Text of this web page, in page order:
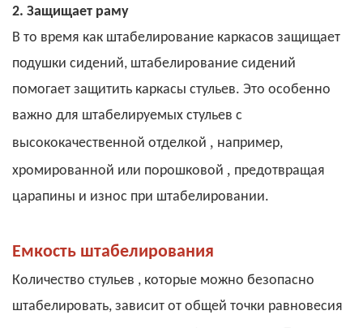
2. Защищает раму
В то время как штабелирование каркасов защищает
подушки сидений, штабелирование сидений
помогает защитить каркасы стульев. Это особенно
важно для штабелируемых стульев с
высококачественной отделкой , например,
хромированной или порошковой , предотвращая
царапины и износ при штабелировании.
Емкость штабелирования
Количество стульев , которые можно безопасно
штабелировать, зависит от общей точки равновесия